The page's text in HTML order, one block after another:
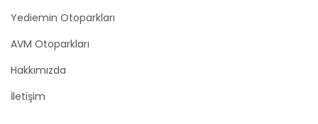
Yediemin Otoparkları
AVM Otoparkları
Hakkımızda
İletişim